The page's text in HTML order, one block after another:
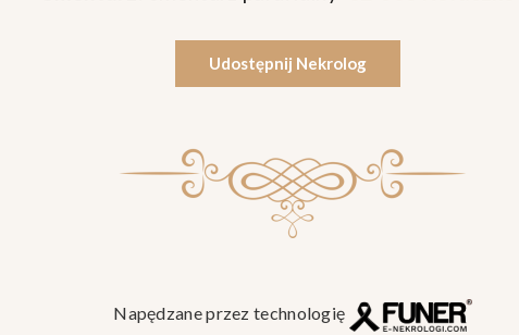
Udostępnij Nekrolog
Napędzane przez technologię